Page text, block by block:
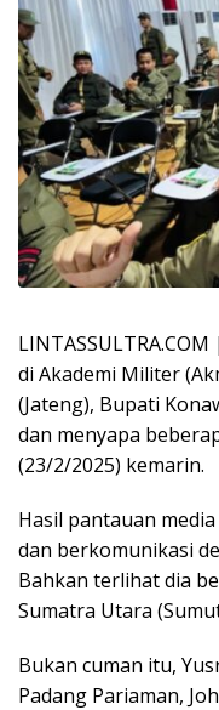
di Akademi Militer
(Jateng), Bupati
dan menyapa
(23/2/2025) kemarin.
Hasil pantauan
dan berkomunikasi
Bahkan terlihat dia
Sumatra Utara
Bukan cuman itu,
Padang Pariaman,